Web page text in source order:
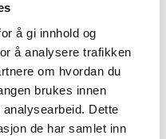
å gi innhold og
å analysere trafikken
om hvordan du
brukes innen
Dette
de har samlet inn